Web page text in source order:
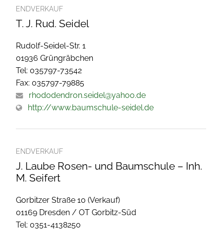
ENDVERKAUF
T. J. Rud. Seidel
Rudolf-Seidel-Str. 1
01936 Grüngräbchen
Tel: 035797-73542
Fax: 035797-79885
rhododendron.seidel@yahoo.de
http://www.baumschule-seidel.de
ENDVERKAUF
J. Laube Rosen- und Baumschule – Inh.
M. Seifert
Gorbitzer Straße 10 (Verkauf)
01169 Dresden / OT Gorbitz-Süd
Tel: 0351-4138250